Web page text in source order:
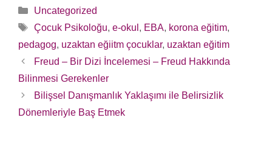
Kategoriler
Uncategorized
Etiketler
Çocuk Psikoloğu, e-okul , EBA, korona eğitim,
pedagog, uzaktan eğiitm çocuklar, uzaktan eğitim
Yazı
dolaşımı
Freud – Bir Dizi İncelemesi – Freud Hakkında
Bilinmesi Gerekenler
Bilişsel Danışmanlık Yaklaşımı ile Belirsizlik
Dönemleriyle Baş Etmek